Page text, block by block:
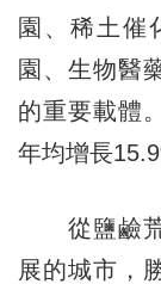
園、稀土催
園、生物醫
的重要載體
年均增長
從鹽鹼荒
展的城市，